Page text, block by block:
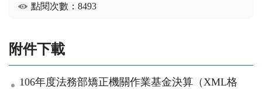
點閱次數：8493
附件下載
106年度法務部矯正機關作業基金決算（XML格